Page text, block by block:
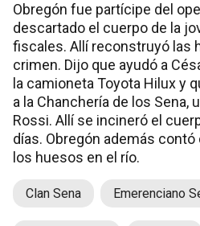
Obregón fue partícipe del
descartado el cuerpo de la
fiscales. Allí reconstruyó las
crimen. Dijo que ayudó a
la camioneta Toyota Hilux y
a la Chanchería de los Sena,
Rossi. Allí se incineró el
días. Obregón además
los huesos en el río.
Clan Sena Emerenciano